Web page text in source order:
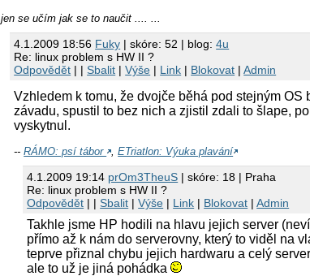
jen se učím jak se to naučit .... ...
4.1.2009 18:56 Fuky | skóre: 52 | blog:4u
Re: linux problem s HW II ?
Odpovědět | |Sbalit |Výše | Link | Blokovat |Admin
Vzhledem k tomu, že dvojče běhá pod stejným
závadu, spustil to bez nich a zjistil zdali to šlape,
vyskytnul.
--RÁMO: psí tábor ,ETriatlon: Výuka plavání
4.1.2009 19:14 prOm3TheuS | skóre: 18 | Praha
Re: linux problem s HW II ?
Odpovědět | |Sbalit |Výše | Link | Blokovat |Admin
Takhle jsme HP hodili na hlavu jejich server
přímo až k nám do serverovny, který to viděl na
teprve přiznal chybu jejich hardwaru a celý
ale to už je jiná pohádka